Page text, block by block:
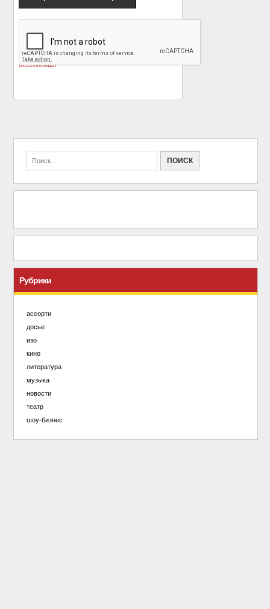
Диджей записал
альбом, который
избавляет от
бессонницы
Баста стал лучшим
Рубрики
ассорти
досье
изо
кино
литература
музыка
новости
театр
шоу-бизнес